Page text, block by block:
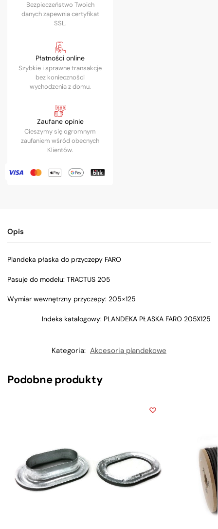
Bezpieczeństwo Twoich
danych zapewnia certyfikat
SSL.
Płatności online
Szybkie i sprawne transakcje
bez konieczności
wychodzenia z domu.
Zaufane opinie
Cieszymy się ogromnym
zaufaniem wśród obecnych
Klientów.
Opis
Plandeka płaska do przyczepy FARO
Pasuje do modelu: TRACTUS 205
Wymiar wewnętrzny przyczepy: 205×125
Indeks katalogowy: PLANDEKA PŁASKA FARO 205X125
Kategoria: Akcesoria plandekowe
Podobne produkty